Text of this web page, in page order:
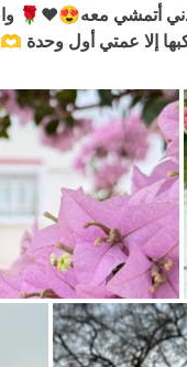
أتمشي معه😍❤️🌹